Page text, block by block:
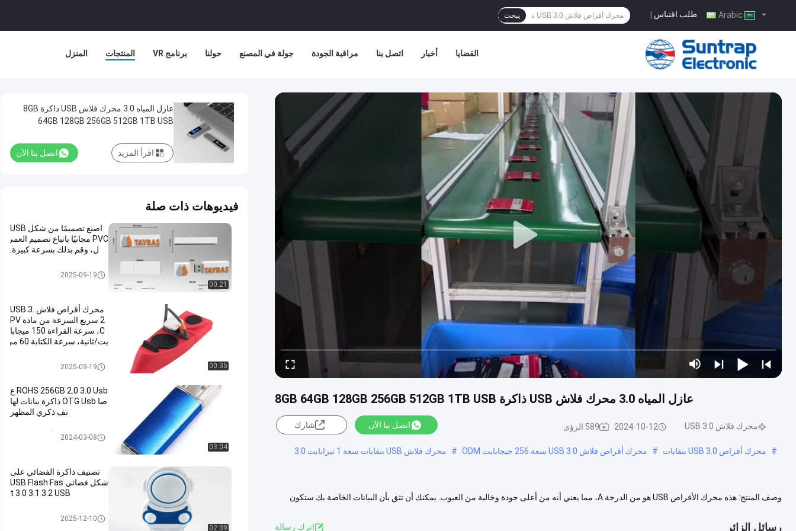
طلب اقتباس يبحث
المنزل المنتجات برنامج VR حولنا جولة في المصنع مراقبة الجودة اتصل بنا أخبار القضايا
عازل المياه 3.0 محرك فلاش USB ذاكرة 8GB 64GB 128GB 256GB 512GB 1TB USB
محرك فلاش USB 3.0 2024-10-12 589 الرؤى اتصل بنا الآن شارك
# محرك أقراص USB 3.0 بنفايات # محرك أقراص فلاش USB 3.0 سعة 256 جيجابايت ODM # محرك فلاش USB بنفايات سعة 1 تيرابايت 3.0
وصف المنتج: هذه محرك الأقراص USB هو من الدرجة A، مما يعني أنه من أعلى جودة وخالية من العيوب. يمكنك أن تثق بأن البيانات الخاصة بك ستكون
رسائل الزائر اترك رسالة
عازل المياه 3.0 محرك فلاش USB ذاكرة 8GB
64GB 128GB 256GB 512GB 1TB USB
اتصل بنا الآن اقرأ المزيد
فيديوهات ذات صلة
00:21
اصنع تصميمًا من شكل USB
PVC مجانيًا باتباع تصميم العمي
ل، وقم بذلك بسرعة كبيرة.
محرك فلاش USB 3.02025-09-19
00:35
محرك أقراص فلاش USB 3.
2 سريع السرعة من مادة PV
C، سرعة القراءة 150 ميجابا
يت/ثانية، سرعة الكتابة 60 مي
محرك فلاش USB 3.02025-09-19
03:04
ROHS 256GB 2.0 3.0 Usb ع
صا OTG Usb ذاكرة بيانات لها
تف ذكري المظهر
2024-03-08
02:39
تصنيف ذاكرة الفضائي على
شكل فضائي USB Flash Fas
t 3.0 3.1 3.2 USB
محرك فلاش USB 3.02025-12-10